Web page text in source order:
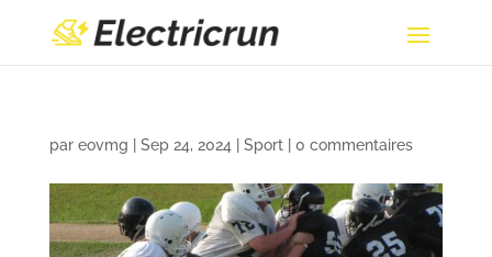
par eovmg Sep 24, 2024| Sport| 0 commentaires